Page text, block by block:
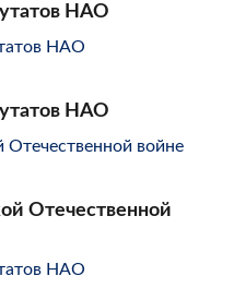
НАО
НАО
Отечественной